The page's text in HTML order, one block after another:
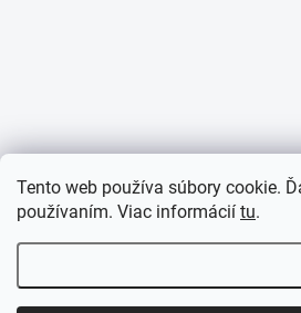
Tento web používa súbory cookie.
používaním. Viac informácií tu.